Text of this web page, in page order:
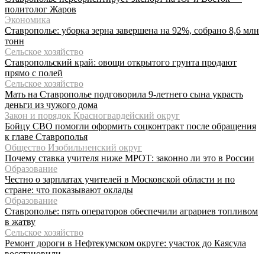
политолог Жаров
Экономика
Ставрополье: уборка зерна завершена на 92%, собрано 8,6 млн
тонн
Сельское хозяйство
Ставропольский край: овощи открытого грунта продают
прямо с полей
Сельское хозяйство
Мать на Ставрополье подговорила 9-летнего сына украсть
деньги из чужого дома
Закон и порядок Красногвардейский округ
Бойцу СВО помогли оформить соцконтракт после обращения
к главе Ставрополья
Общество Изобильненский округ
Почему ставка учителя ниже МРОТ: законно ли это в России
Образование
Честно о зарплатах учителей в Московской области и по
стране: что показывают оклады
Образование
Ставрополье: пять операторов обеспечили аграриев топливом
в жатву
Сельское хозяйство
Ремонт дороги в Нефтекумском округе: участок до Каясула